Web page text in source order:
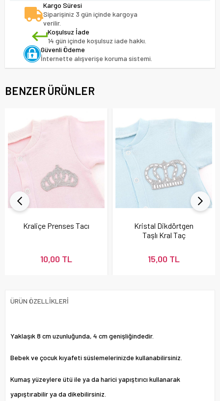
Kargo Süresi
Siparişiniz 3 gün içinde kargoya
verilir.
Koşulsuz İade
14 gün içinde koşulsuz iade hakkı.
Güvenli Ödeme
İnternette alışverişe koruma sistemi.
BENZER ÜRÜNLER
Kraliçe Prenses Tacı
10,00 TL
Kristal Dikdörtgen
Taşlı Kral Taç
15,00 TL
ÜRÜN ÖZELLIKLERI
Yaklaşık 8 cm uzunluğunda, 4 cm genişliğindedir.
Bebek ve çocuk kıyafeti süslemelerinizde kullanabilirsiniz.
Kumaş yüzeylere ütü ile ya da harici yapıştırıcı kullanarak
yapıştırabilir ya da dikebilirsiniz.